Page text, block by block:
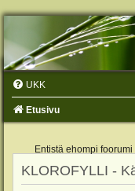
UKK
Etusivu
Entistä ehompi
KLOROFYLLI -